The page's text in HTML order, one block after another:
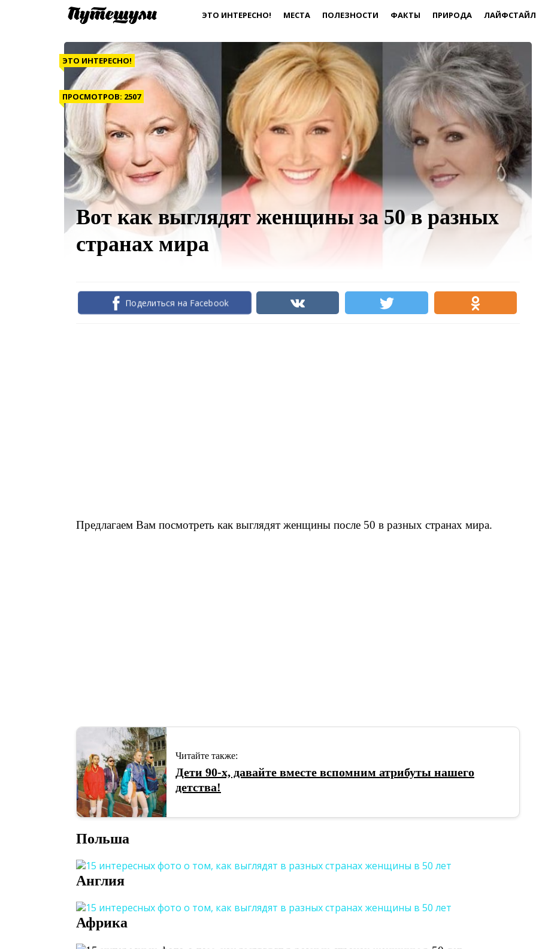
ЭТО ИНТЕРЕСНО! МЕСТА ПОЛЕЗНОСТИ ФАКТЫ ПРИРОДА ЛАЙФСТАЙЛ
ЭТО ИНТЕРЕСНО!
ПРОСМОТРОВ: 2507
Вот как выглядят женщины за 50 в разных
странах мира
Поделиться на Facebook
Предлагаем Вам посмотреть как выглядят женщины после 50 в разных странах мира.
Читайте также:
Дети 90-х, давайте вместе вспомним атрибуты нашего
детства!
Польша
Англия
Африка